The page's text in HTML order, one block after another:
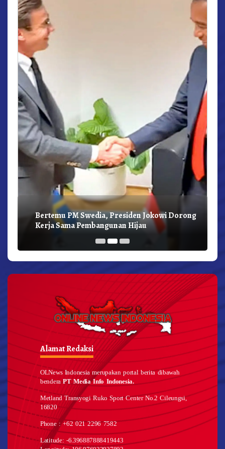
Bertemu PM Swedia, Presiden Jokowi Dorong
Kerja Sama Pembangunan Hijau
Alamat Redaksi
OLNews Indonesia merupakan portal berita dibawah
benderaPT Media Info Indonesia.
Metland Transyogi Ruko Sport Center No.2 Cileungsi,
16820
Phone : +62 021 2296 7582
Latitude: -6.396887888419443